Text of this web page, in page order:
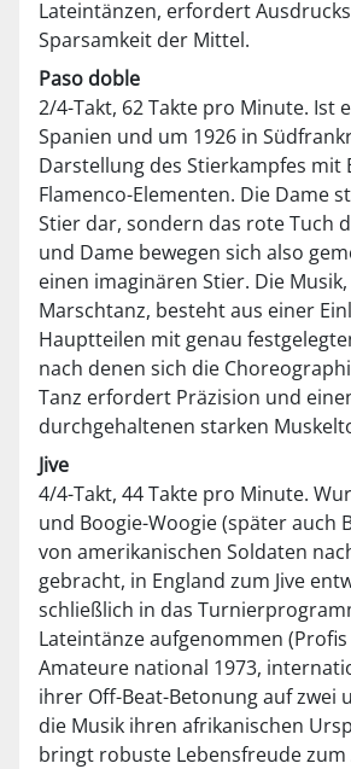
Lateintänzen, erfordert
Sparsamkeit der Mittel.
Paso doble
2/4-Takt, 62 Takte pro Minute. Ist
Spanien und um 1926 in
Darstellung des Stierkampfes mit
Flamenco-Elementen. Die Dame
Stier dar, sondern das rote Tuch
und Dame bewegen sich also
einen imaginären Stier. Die
Marschtanz, besteht aus einer
Hauptteilen mit genau
nach denen sich die
Tanz erfordert Präzision und
durchgehaltenen starken
Jive
4/4-Takt, 44 Takte pro Minute.
und Boogie-Woogie (später auch
von amerikanischen Soldaten
gebracht, in England zum Jive
schließlich in das
Lateintänze aufgenommen
Amateure national 1973,
ihrer Off-Beat-Betonung auf zwei
die Musik ihren afrikanischen
bringt robuste Lebensfreude zum